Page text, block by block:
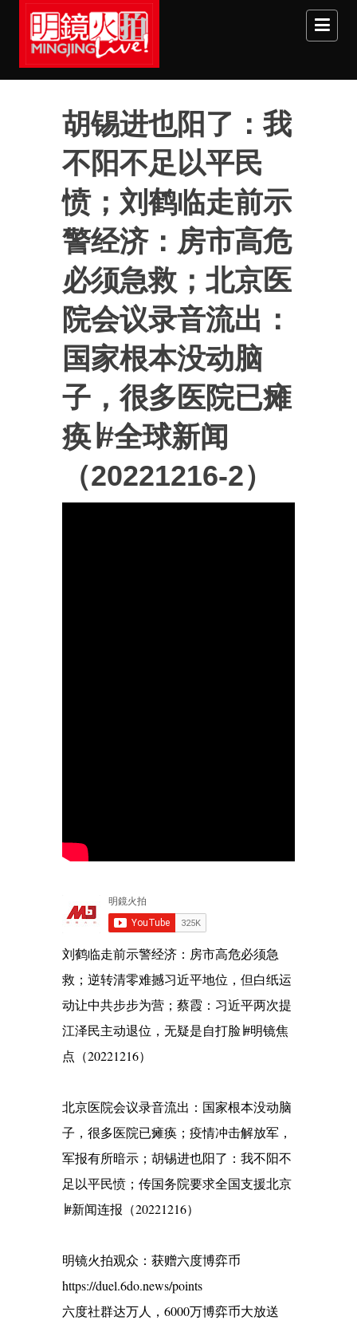
Skip to main content
胡锡进也阳了：我
不阳不足以平民
愤；刘鹤临走前示
警经济：房市高危
必须急救；北京医
院会议录音流出：
国家根本没动脑
子，很多医院已瘫
痪∣#全球新闻
（20221216-2）
刘鹤临走前示警经济：房市高危必须急
救；逆转清零难撼习近平地位，但白纸运
动让中共步步为营；蔡霞：习近平两次提
江泽民主动退位，无疑是自打脸∣#明镜焦
点（20221216）
北京医院会议录音流出：国家根本没动脑
子，很多医院已瘫痪；疫情冲击解放军，
军报有所暗示；胡锡进也阳了：我不阳不
足以平民愤；传国务院要求全国支援北京
∣#新闻连报（20221216）
明镜火拍观众：获赠六度博弈币
https://duel.6do.news/points
六度社群达万人，6000万博弈币大放送